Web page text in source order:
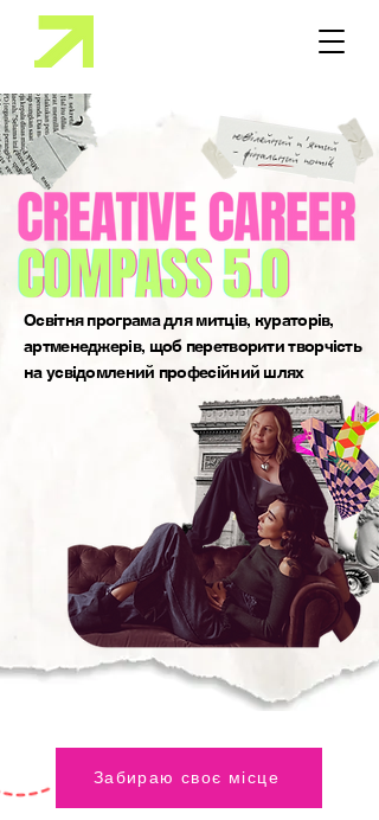
Освітня програма для митців, кураторів,
артменеджерів, щоб перетворити творчість
на усвідомлений професійний шлях
Забираю своє місце